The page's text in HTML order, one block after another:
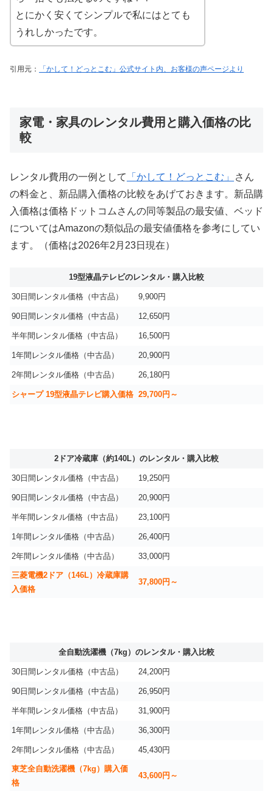
とにかく安くてシンプルで私にはとても
うれしかったです。
引用元： 「かして！どっとこむ」公式サイト内、お客様の声ページより
家電・家具のレンタル費用と購入価格の比
較
レンタル費用の一例として 「かして！どっとこむ」
さん
の料金と、新品購入価格の比較をあげておきます。新品購
入価格は価格ドットコムさんの同等製品の最安値、ベッド
についてはAmazonの類似品の最安値価格を参考にしてい
ます。（価格は2026年2月23日現在）
19型液晶テレビのレンタル・購入比較
30日間レンタル価格（中古品） 9,900円
90日間レンタル価格（中古品） 12,650円
半年間レンタル価格（中古品） 16,500円
1年間レンタル価格（中古品） 20,900円
2年間レンタル価格（中古品） 26,180円
シャープ 19型液晶テレビ購入価格 29,700円～
2ドア冷蔵庫（約140L）のレンタル・購入比較
30日間レンタル価格（中古品） 19,250円
90日間レンタル価格（中古品） 20,900円
半年間レンタル価格（中古品） 23,100円
1年間レンタル価格（中古品） 26,400円
2年間レンタル価格（中古品） 33,000円
三菱電機2ドア（146L）冷蔵庫購
入価格
37,800円～
全自動洗濯機（7kg）のレンタル・購入比較
30日間レンタル価格（中古品） 24,200円
90日間レンタル価格（中古品） 26,950円
半年間レンタル価格（中古品） 31,900円
1年間レンタル価格（中古品） 36,300円
2年間レンタル価格（中古品） 45,430円
東芝全自動洗濯機（7kg）購入価
格
43,600円～